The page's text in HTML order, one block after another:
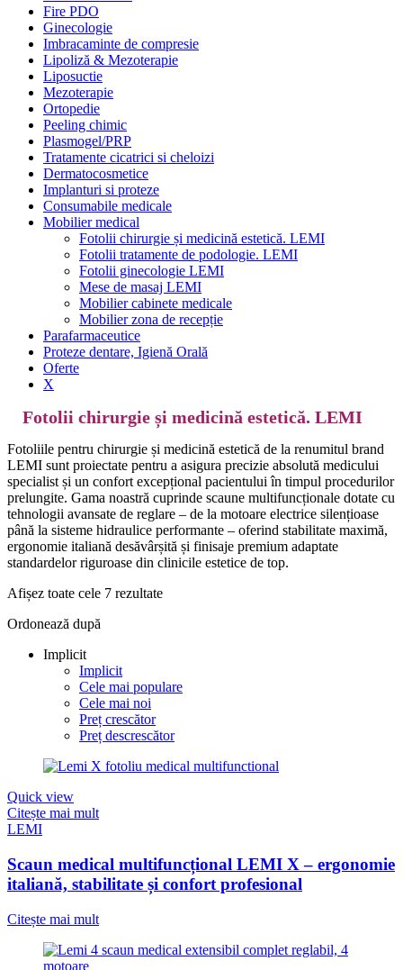
Fire PDO
Ginecologie
Imbracaminte de compresie
Lipoliză & Mezoterapie
Liposuctie
Mezoterapie
Ortopedie
Peeling chimic
Plasmogel/PRP
Tratamente cicatrici si cheloizi
Dermatocosmetice
Implanturi si proteze
Consumabile medicale
Mobilier medical
Fotolii chirurgie și medicină estetică. LEMI
Fotolii tratamente de podologie. LEMI
Fotolii ginecologie LEMI
Mese de masaj LEMI
Mobilier cabinete medicale
Mobilier zona de recepție
Parafarmaceutice
Proteze dentare, Igienă Orală
Oferte
X
Fotolii chirurgie și medicină estetică. LEMI
Fotoliile pentru chirurgie și medicină estetică de la renumitul brand
LEMI sunt proiectate pentru a asigura precizie absolută medicului
specialist și un confort excepțional pacientului în timpul procedurilor
prelungite. Gama noastră cuprinde scaune multifuncționale dotate cu
tehnologii avansate de reglare – de la motoare electrice silențioase
până la sisteme hidraulice performante – oferind stabilitate maximă,
ergonomie italiană desăvârșită și finisaje premium adaptate
standardelor riguroase din clinicile estetice de top.
Afișez toate cele 7 rezultate
Ordonează după
Implicit
Implicit
Cele mai populare
Cele mai noi
Preț crescător
Preț descrescător
Quick view
Citește mai mult
LEMI
Scaun medical multifuncțional LEMI X – ergonomie
italiană, stabilitate și confort profesional
Citește mai mult